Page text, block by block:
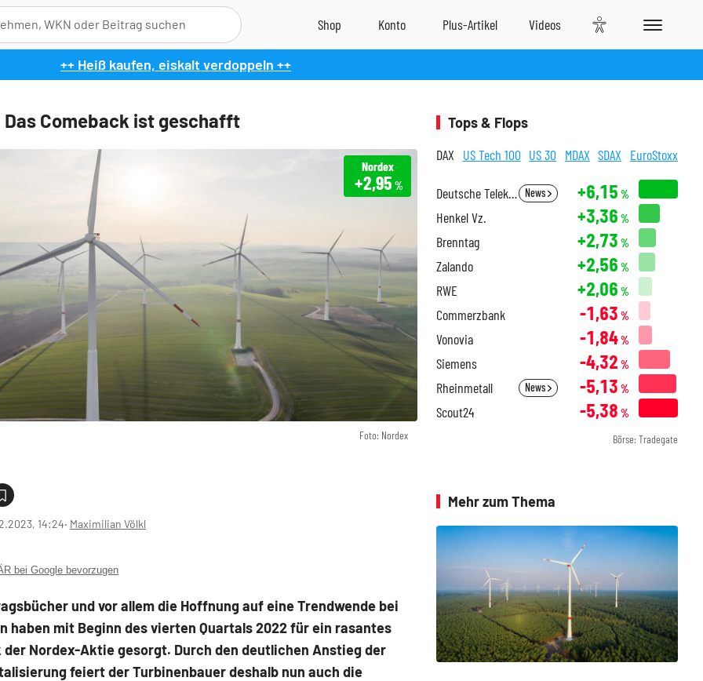
++ Heiß kaufen, eiskalt verdoppeln ++
Das Comeback ist geschafft
Foto: Nordex
Nordex
+2,95 %
14:24‧ Maximilian Völkl
bei Google bevorzugen
und vor allem die Hoffnung auf eine Trendwende bei
haben mit Beginn des vierten Quartals 2022 für ein rasantes
der Nordex-Aktie gesorgt. Durch den deutlichen Anstieg der
feiert der Turbinenbauer deshalb nun auch die
Tops & Flops
DAX US Tech 100 US 30 MDAX SDAX EuroStoxx
Deutsche Telekom News +6,15 %
Henkel Vz. +3,36 %
Brenntag +2,73 %
Zalando +2,56 %
RWE +2,06 %
Commerzbank -1,63 %
Vonovia -1,84%
Siemens -4,32 %
Rheinmetall News -5,13 %
Scout24 -5,38 %
Börse: Tradegate
Mehr zum Thema